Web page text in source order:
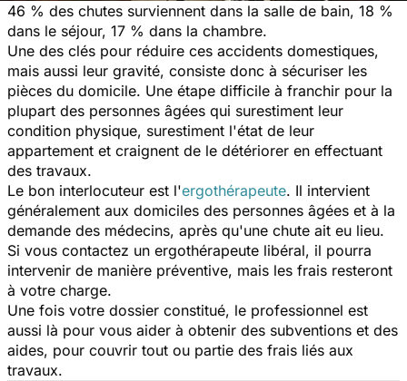
46 % des chutes surviennent dans la salle de bain, 18 %
dans le séjour, 17 % dans la chambre.
Une des clés pour réduire ces accidents domestiques,
mais aussi leur gravité, consiste donc à sécuriser les
pièces du domicile. Une étape difficile à franchir pour la
plupart des personnes âgées qui surestiment leur
condition physique, surestiment l'état de leur
appartement et craignent de le détériorer en effectuant
des travaux.
Le bon interlocuteur est l'ergothérapeute. Il intervient
généralement aux domiciles des personnes âgées et à la
demande des médecins, après qu'une chute ait eu lieu.
Si vous contactez un ergothérapeute libéral, il pourra
intervenir de manière préventive, mais les frais resteront
à votre charge.
Une fois votre dossier constitué, le professionnel est
aussi là pour vous aider à obtenir des subventions et des
aides, pour couvrir tout ou partie des frais liés aux
travaux.